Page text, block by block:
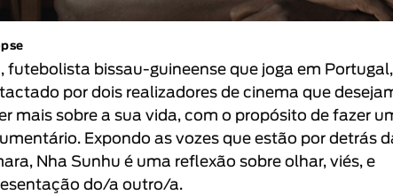
futebolista bissau-guineense que joga em
por dois realizadores de cinema que
mais sobre a sua vida, com o propósito de fazer
Expondo as vozes que estão por detrás
Nha Sunhu é uma reflexão sobre olhar, viés, e
do/a outro/a.